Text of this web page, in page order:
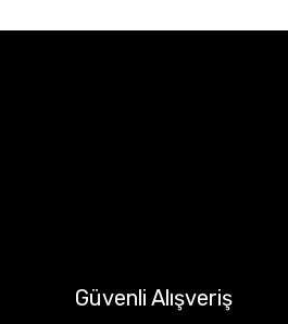
Güvenli Alışveriş